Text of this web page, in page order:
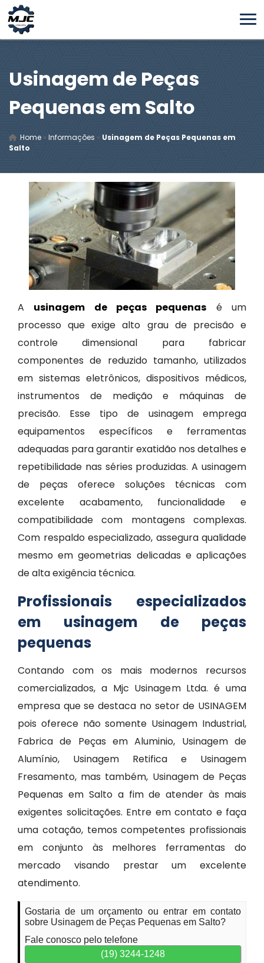
Usinagem de Peças
Pequenas em Salto
Home » Informações » Usinagem de Peças Pequenas em
Salto
A usinagem de peças pequenas é um
processo que exige alto grau de precisão e
controle dimensional para fabricar
componentes de reduzido tamanho, utilizados
em sistemas eletrônicos, dispositivos médicos,
instrumentos de medição e máquinas de
precisão. Esse tipo de usinagem emprega
equipamentos específicos e ferramentas
adequadas para garantir exatidão nos detalhes e
repetibilidade nas séries produzidas. A usinagem
de peças oferece soluções técnicas com
excelente acabamento, funcionalidade e
compatibilidade com montagens complexas.
Com respaldo especializado, assegura qualidade
mesmo em geometrias delicadas e aplicações
de alta exigência técnica.
Profissionais especializados
em usinagem de peças
pequenas
Contando com os mais modernos recursos
comercializados, a Mjc Usinagem Ltda. é uma
empresa que se destaca no setor de USINAGEM
pois oferece não somente Usinagem Industrial,
Fabrica de Peças em Aluminio, Usinagem de
Alumínio, Usinagem Retifica e Usinagem
Fresamento, mas também, Usinagem de Peças
Pequenas em Salto a fim de atender às mais
exigentes solicitações. Entre em contato e faça
uma cotação, temos competentes profissionais
em conjunto às melhores ferramentas do
mercado visando prestar um excelente
atendimento.
Gostaria de um orçamento ou entrar em contato
sobre Usinagem de Peças Pequenas em Salto?
Fale conosco pelo telefone
(19) 3244-1248